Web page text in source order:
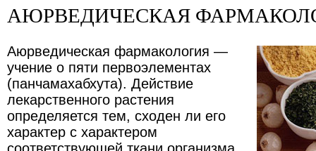
АЮРВЕДИЧЕСКАЯ
Аюрведическая фармакология —
учение о пяти первоэлементах
(панчамахабхута). Действие
лекарственного растения
определяется тем, сходен ли его
характер с характером